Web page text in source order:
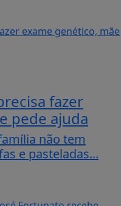
fazer
pede ajuda
não tem
e pasteladas...